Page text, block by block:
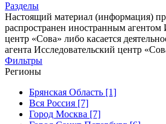
Разделы
Настоящий материал (информация)
распространен иностранным агентом
центр «Сова» либо касается
агента Исследовательский центр
Фильтры
Регионы
Брянская Область [1]
Вся Россия [7]
Город Москва [7]